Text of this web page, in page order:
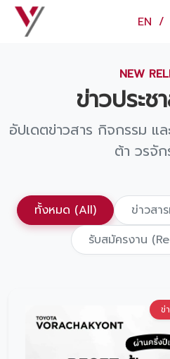
EN /
เกี่ยวกับเรา
ปฏิทินกิจกรรมและ
สินค้าและบริการ
รุ่นรถ
ศูนย์บริการและอะไห
โปรโมชั่น
NEW
ข่าวประ
อัปเดตข่าวสาร กิจกรรม แ
ต้า วรจั
ทั้งหมด (All)
ข่าวสา
รับสมัครงาน
ข่